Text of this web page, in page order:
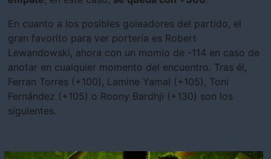
En cuanto a los posibles goleadores del partido, el
gran favorito para ver portería es Robert
Lewandowski, ahora con un momio de -114 en caso de
anotar en cualquier momento del encuentro. Tras él,
Ferran Torres (+100), Lamine Yamal (+105), Toni
Fernández (+105) o Roony Bardhji (+130) son los
siguientes.